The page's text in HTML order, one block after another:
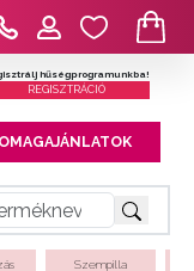
hűségprogramunkba!
REGISZTRÁCIÓ
Szempilla